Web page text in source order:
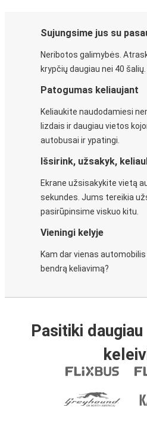
Sujungsime jus su
Neribotos galimybės.
krypčių daugiau nei 40 šalių.
Patogumas keliaujant
Keliaukite naudodamiesi
lizdais ir daugiau vietos
autobusai ir ypatingi.
Išsirink, užsakyk,
Ekrane užsisakykite vietą
sekundes. Jums tereikia
pasirūpinsime viskuo kitu.
Vieningi kelyje
Kam dar vienas
bendrą keliavimą?
Pasitiki